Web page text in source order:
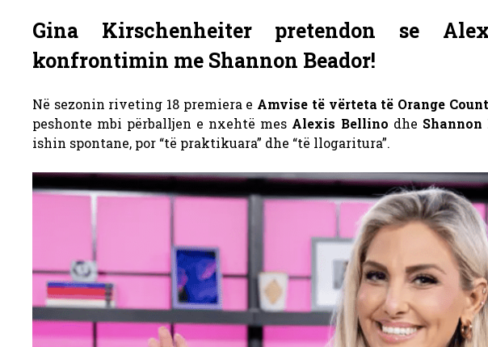
Gina Kirschenheiter pretendon se
konfrontimin me Shannon Beador!
Në sezonin riveting 18 premiera e Amvise të vërteta të Orange
peshonte mbi përballjen e nxehtë mes Alexis Bellino dhe Shannon
ishin spontane, por “të praktikuara” dhe “të llogaritura”.